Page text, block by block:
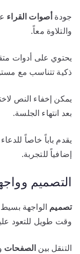
جودةأصوات القراء
والتلاوة معاً.
يحتوي على أدوات
ذكية تتناسب مع
يمكن إخفاء النص
بعد انتهاء الجلسة.
يقدم باباً خاصاً
إضافياً للتجربة.
التصميم
تصميم الواجهة
وقت طويل للتعود
التنقل بين الصفحات